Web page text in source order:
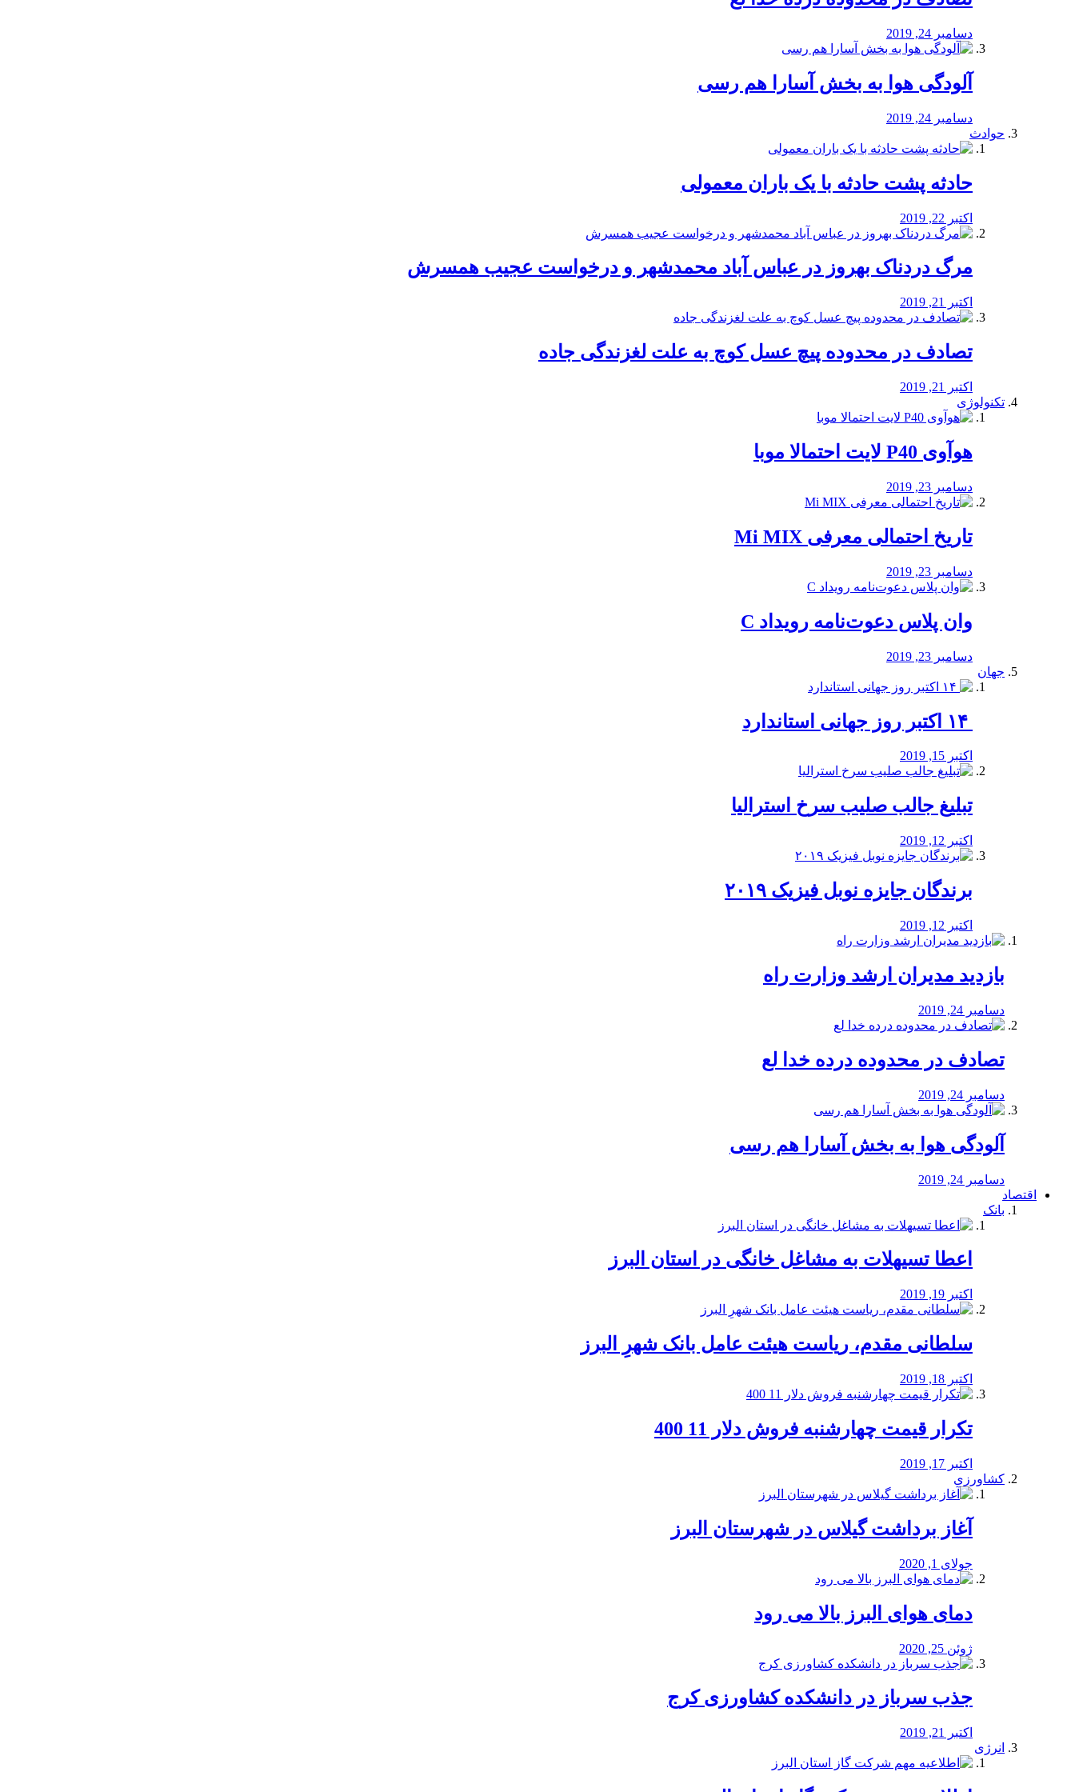
دسامبر 24, 2019
آلودگی هوا به بخش آسارا هم رسی
دسامبر 24, 2019
حوادث
️حادثه پشت حادثه با یک باران معمولی
اکتبر 22, 2019
مرگ دردناک بهروز در عباس آباد محمدشهر و درخواست عجیب همسرش
اکتبر 21, 2019
تصادف در محدوده پیچ عسل کوچ به علت لغزندگی جاده
اکتبر 21, 2019
تکنولوژی
هوآوی P40 لایت احتمالا موبا
دسامبر 23, 2019
تاریخ احتمالی معرفی Mi MIX
دسامبر 23, 2019
وان پلاس دعوت‌نامه رویداد C
دسامبر 23, 2019
جهان
اکتبر 15, 2019
تبلیغ جالب صلیب سرخ استرالیا
اکتبر 12, 2019
برندگان جایزه نوبل فیزیک ۲۰۱۹
اکتبر 12, 2019
بازدید مدیران ارشد وزارت راه
دسامبر 24, 2019
تصادف در محدوده درده خدا لع
دسامبر 24, 2019
آلودگی هوا به بخش آسارا هم رسی
دسامبر 24, 2019
اقتصاد
بانک
️اعطا تسیهلات به مشاغل خانگی در استان البرز
اکتبر 19, 2019
سلطانی مقدم، ریاست هیئت عامل بانک شهرِ البرز
اکتبر 18, 2019
تکرار قیمت چهارشنبه فروش دلار 11 400
اکتبر 17, 2019
کشاورزی
آغاز برداشت گیلاس در شهرستان البرز
جولای 1, 2020
دمای هوای البرز بالا می رود
ژوئن 25, 2020
جذب سرباز در دانشکده کشاورزی کرج
اکتبر 21, 2019
انرژی